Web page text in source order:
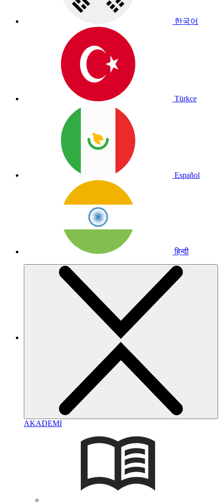
한국어
Türkçe
Español
हिन्दी
AKADEMI